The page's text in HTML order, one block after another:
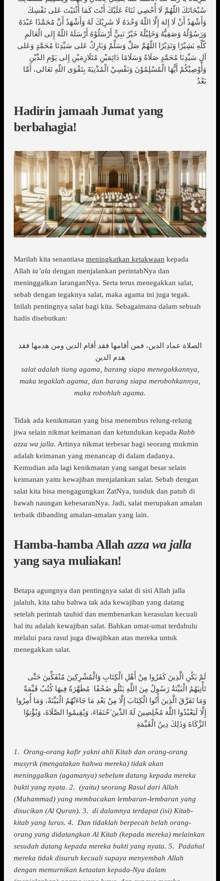
سُبْحَانَكَ اللّهُمَّ لَا أُحْصِي ثَنَاءً عَلَيْكَ أَنْتَ كَمَا أَثْنَيْتَ عَلى نَفْسِكَ
وَأَشْهَدُ أَنْ لَا إِلهَ إِلَّا اللّهُ وَحْدَهُ لَا شَرِيْكَ لَهُ وَأَشْهَدُ أَنَّ مُحَمَّدًا عَبْدَهُ
وَرَسُوْلُهُ وَصَفِيُّهُ وَخَلِيْلُهُ خَيْرُ نَبِيٍّ أَرْسَلُوْهُ أَرْسَلَهُ اللّهُ إِلى الْعَالَمِ
كُلِّهِ بَشِيْرًا وَنَذِيْرًا اللّهُمَّ صَلِّ وَسَلِّمْ وَبَارِكْ عَلى سَيِّدِنَا مُحَمَّدٍ وَعَلى
آلِ سَيِّدِنَا مُحَمَّدٍ صَلَاةً وَسَلَامًا دَائِمَيْنِ مُتَلَازِمَيْنِ إِلى يَوْمِ الدِّيْنِ
وَأُوْصِيْكُمْ أَيُّهَا الْمُسْلِمُوْنَ وَنَفْسِيْ الْمُذْنِبَةَ بِتَقْوَى اللّهِ تَعَالى، أَمَّا
بَعْدُ
Hadirin jamaah Jumat yang
berbahagia!
Marilah kita senantiasa meningkatkan ketakwaan kepada
Allah ta’ala dengan menjalankan perintahNya dan
meninggalkan laranganNya. Serta terus menegakkan salat,
sebab dengan tegaknya salat, maka agama ini juga tegak.
Inilah pentingnya salat bagi kita. Sebagaimana dalam sebuah
hadis disebutkan:
الصلاة عماد الدين، فمن أقامها فقد أقام الدين ومن هدمها فقد
هدم الدين
salat adalah tiang agama, barang siapa menegakkannya,
maka tegaklah agama, dan barang siapa merobohkannya,
maka robohlah agama.
Tidak ada kenikmatan yang bisa menembus relung-relung
jiwa selain nikmat keimanan dan ketundukan kepada Rabb
azza wa jalla. Artinya nikmat terbesar bagi seorang mukmin
adalah keimanan yang menancap di dalam dadanya.
Kemudian ada lagi kenikmatan yang sangat besar selain
keimanan yaitu kewajiban menjalankan salat. Sebab dengan
salat kita bisa mengagungkan ZatNya, tunduk dan patuh di
bawah naungan kebesaranNya. Jadi, salat merupakan amalan
terbaik dibanding amalan-amalan yang lain.
Hamba-hamba Allah azza wa jalla
yang saya muliakan!
Betapa agungnya dan pentingnya salat di sisi Allah jalla
jalaluh, kita tahu bahwa tak ada kewajiban yang datang
setelah perintah tauhid dan membenarkan kerasulan kecuali
hal itu adalah kewajiban salat. Bahkan umat-umat terdahulu
melalui para rasul juga diwajibkan atas mereka untuk
menegakkan salat.
لَمْ يَكُنِ الَّذِينَ كَفَرُوا مِنْ أَهْلِ الْكِتَابِ وَالْمُشْرِكِينَ مُنْفَكِّينَ حَتَّى
تَأْتِيَهُمُ الْبَيِّنَةُ رَسُولٌ مِنَ اللَّهِ يَتْلُو صُحُفًا مُطَهَّرَةً فِيهَا كُتُبٌ قَيِّمَةٌ
وَمَا تَفَرَّقَ الَّذِينَ أُتُوا الْكِتَابَ إِلَّا مِنْ بَعْدِ مَا جَاءَتْهُمُ الْبَيِّنَةُ، وَمَا أُمِرُوا
إِلَّا لَيَعْبُدُوا اللَّهَ مُخْلِصِينَ لَهُ الدِّينَ َحُنَفَاءَ، وَيُقِيمُوا الصَّلَاةَ، وَيُؤْتوُا
الزَّكَاةَ وَذَلِكَ دِينُ الْقَيِّمَةِ
1. Orang-orang kafir yakni ahli Kitab dan orang-orang
musyrik (mengatakan bahwa mereka) tidak akan
meninggalkan (agamanya) sebelum datang kepada mereka
bukti yang nyata. 2. (yaitu) seorang Rasul dari Allah
(Muhammad) yang membacakan lembaran-lembaran yang
disucikan (Al Quran). 3. di dalamnya terdapat (isi) Kitab-
kitab yang lurus. 4. Dan tidaklah berpecah belah orang-
orang yang didatangkan Al Kitab (kepada mereka) melainkan
sesudah datang kepada mereka bukti yang nyata. 5. Padahal
mereka tidak disuruh kecuali supaya menyembah Allah
dengan memurnikan ketaatan kepada-Nya dalam